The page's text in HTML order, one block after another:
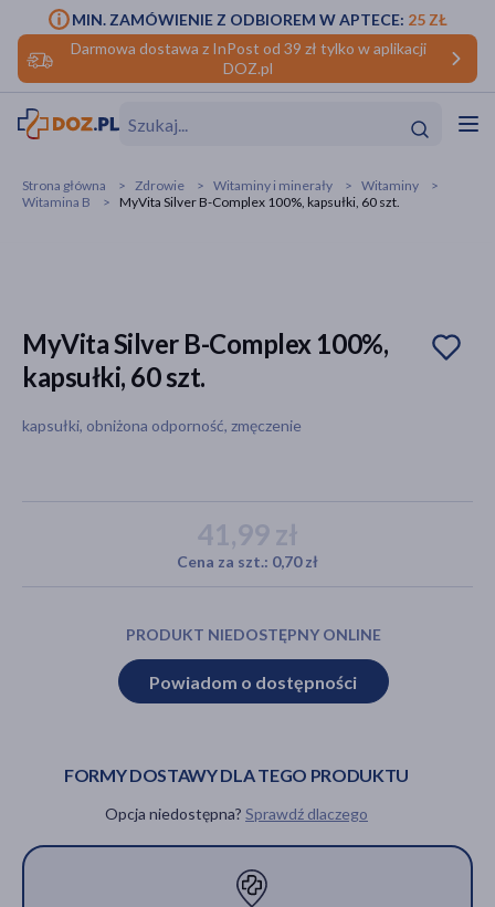
Darmowa dostawa z InPost od 39 zł tylko w aplikacji
DOZ.pl
MIN. ZAMÓWIENIE Z ODBIOREM W APTECE: 25 ZŁ
Strona główna Zdrowie Witaminy i minerały
Witaminy
Witamina B
MyVita Silver B-Complex 100%, kapsułki, 60 szt.
MyVita Silver B-Complex 100%,
kapsułki, 60 szt.
kapsułki, obniżona odporność, zmęczenie
41,99 zł
Cena za szt.: 0,70 zł
PRODUKT NIEDOSTĘPNY ONLINE
Powiadom o dostępności
FORMY DOSTAWY DLA TEGO PRODUKTU
Opcja niedostępna? Sprawdź dlaczego